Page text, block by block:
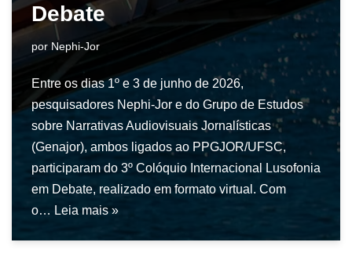
Debate
por Nephi-Jor
Entre os dias 1º e 3 de junho de 2026,
pesquisadores Nephi-Jor e do Grupo de Estudos
sobre Narrativas Audiovisuais Jornalísticas
(Genajor), ambos ligados ao PPGJOR/UFSC,
participaram do 3º Colóquio Internacional Lusofonia
em Debate, realizado em formato virtual. Com
o… Leia mais »